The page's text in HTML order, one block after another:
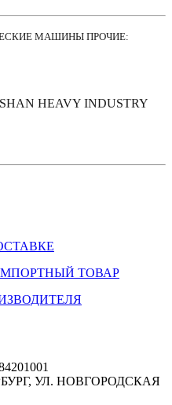
МАШИНЫ ПРОЧИЕ:
HEAVY INDUSTRY
ТОВАР
УЛ. НОВГОРОДСКАЯ